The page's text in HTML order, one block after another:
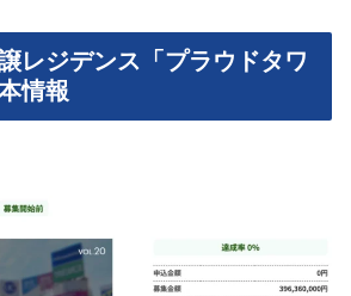
レジデンス「プラウドタワ
情報